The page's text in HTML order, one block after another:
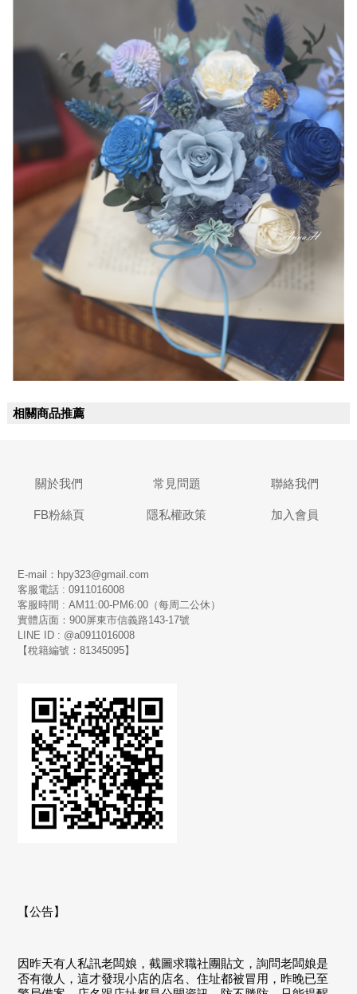
相關商品推薦
關於我們 常見問題 聯絡我們
FB粉絲頁 隱私權政策 加入會員
E-mail：hpy323@gmail.com
客服電話 : 0911016008
客服時間 : AM11:00-PM6:00（每周二公休）
實體店面：900屏東市信義路143-17號
LINE ID : @a0911016008
【稅籍編號：81345095】
【公告】
因昨天有人私訊老闆娘，截圖求職社團貼文，詢問老闆娘是
否有徵人，這才發現小店的店名、住址都被冒用，昨晚已至